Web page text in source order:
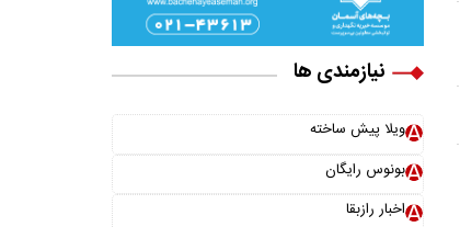
نیازمندی ها
ویلا پیش ساخته
بونوس رایگان
اخبار رازبقا